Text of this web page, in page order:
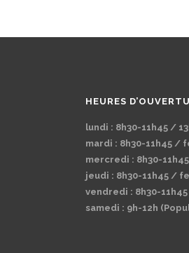
HEURES
lundi : 8h30-11h45 /
mardi : 8h30-11h45 /
mercredi : 8h30-
jeudi : 8h30-11h45 /
vendredi : 8h30-
samedi : 9h-12h